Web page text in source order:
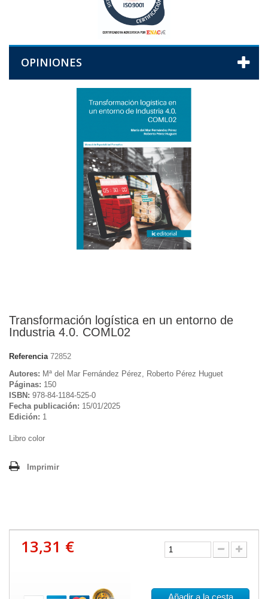
OPINIONES
Transformación logística en un entorno de
Industria 4.0. COML02
Referencia 72852
Autores: Mª del Mar Fernández Pérez, Roberto Pérez Huguet
Páginas: 150
ISBN: 978-84-1184-525-0
Fecha publicación: 15/01/2025
Edición: 1
Libro color
Imprimir
13,31 €